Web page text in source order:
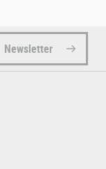
Newsletter